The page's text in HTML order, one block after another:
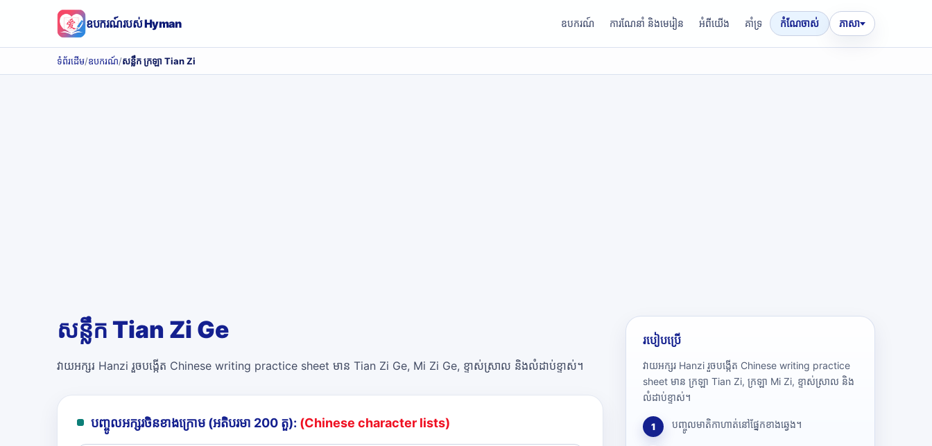
ឧបករណ៍របស់ Hyman ឧបករណ៍ ការណែនាំ និងមេរៀន អំពីយើង គាំទ្រ កំណែចាស់ ភាសា
ទំព័រដើម/ឧបករណ៍/សន្លឹក ក្រឡា Tian Zi
សន្លឹក Tian Zi Ge
វាយអក្សរ Hanzi រួចបង្កើត Chinese writing practice sheet មាន Tian Zi Ge, Mi Zi Ge, ខ្ទាស់ស្រាល និងលំដាប់ខ្ទាស់។
បញ្ចូលអក្សរចិនខាងក្រោម (អតិបរមា 200 តួ): (Chinese character lists)
របៀបប្រើ
វាយអក្សរ Hanzi រួចបង្កើត Chinese writing practice
sheet មាន ក្រឡា Tian Zi, ក្រឡា Mi Zi, ខ្ទាស់ស្រាល និង
លំដាប់ខ្ទាស់។
1 បញ្ចូលមាតិកាហាត់នៅផ្នែកខាងឆ្វេង។